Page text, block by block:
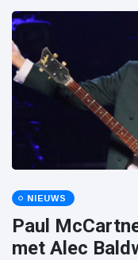
NIEUWS
Paul
met Alec